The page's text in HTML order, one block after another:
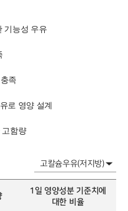
기능성 우유
족
로 영양 설계
고함량
1일 영양성분 기준치에
대한 비율